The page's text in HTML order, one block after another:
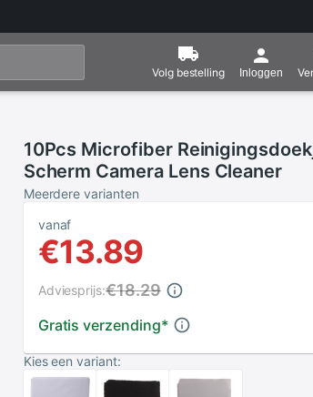
Volg bestelling Inloggen
10Pcs Microfiber
Scherm Camera Lens Cleaner
Meerdere varianten
vanaf
€13.89
Gratis verzending*
Adviesprijs:€18.29
Kies een variant: